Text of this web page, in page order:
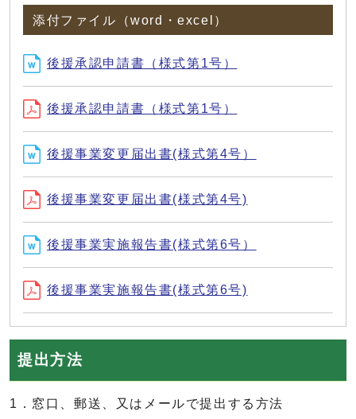
添付ファイル（word・excel）
後援承認申請書（様式第1号）
後援承認申請書（様式第1号）
後援事業変更届出書(様式第4号）
後援事業変更届出書(様式第4号)
後援事業実施報告書(様式第6号）
後援事業実施報告書(様式第6号)
提出方法
1．窓口、郵送、又はメールで提出する方法